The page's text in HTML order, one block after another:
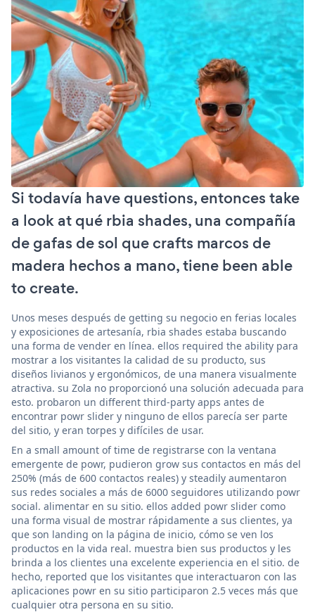
Si todavía have questions, entonces take
a look at qué rbia shades, una compañía
de gafas de sol que crafts marcos de
madera hechos a mano, tiene been able
to create.
Unos meses después de getting su negocio en ferias locales
y exposiciones de artesanía, rbia shades estaba buscando
una forma de vender en línea. ellos required the ability para
mostrar a los visitantes la calidad de su producto, sus
diseños livianos y ergonómicos, de una manera visualmente
atractiva. su Zola no proporcionó una solución adecuada para
esto. probaron un different third-party apps antes de
encontrar powr slider y ninguno de ellos parecía ser parte
del sitio, y eran torpes y difíciles de usar.
En a small amount of time de registrarse con la ventana
emergente de powr, pudieron grow sus contactos en más del
250% (más de 600 contactos reales) y steadily aumentaron
sus redes sociales a más de 6000 seguidores utilizando powr
social. alimentar en su sitio. ellos added powr slider como
una forma visual de mostrar rápidamente a sus clientes, ya
que son landing on la página de inicio, cómo se ven los
productos en la vida real. muestra bien sus productos y les
brinda a los clientes una excelente experiencia en el sitio. de
hecho, reported que los visitantes que interactuaron con las
aplicaciones powr en su sitio participaron 2.5 veces más que
cualquier otra persona en su sitio.